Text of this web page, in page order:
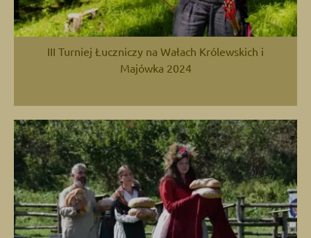
III Turniej Łuczniczy na Wałach Królewskich i
Majówka 2024